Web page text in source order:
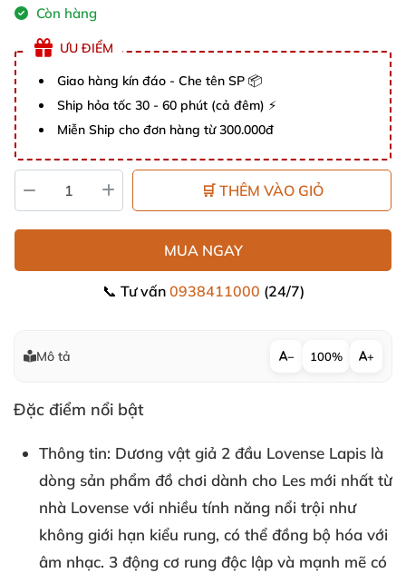
Còn hàng
ƯU ĐIỂM
Giao hàng kín đáo - Che tên SP 📦
Ship hỏa tốc 30 - 60 phút (cả đêm) ⚡
Miễn Ship cho đơn hàng từ 300.000đ
🛒 THÊM VÀO GIỎ
MUA NGAY
📞 Tư vấn 0938411000 (24/7)
Mô tả − 100% +
Đặc điểm nổi bật
Thông tin: Dương vật giả 2 đầu Lovense Lapis là
dòng sản phẩm đồ chơi dành cho Les mới nhất từ
nhà Lovense với nhiều tính năng nổi trội như
không giới hạn kiểu rung, có thể đồng bộ hóa với
âm nhạc. 3 động cơ rung độc lập và mạnh mẽ có